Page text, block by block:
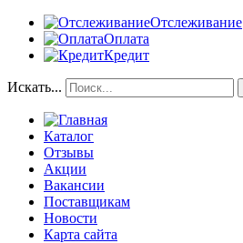
Отслеживание
Оплата
Кредит
Искать...
Каталог
Отзывы
Акции
Вакансии
Поставщикам
Новости
Карта сайта